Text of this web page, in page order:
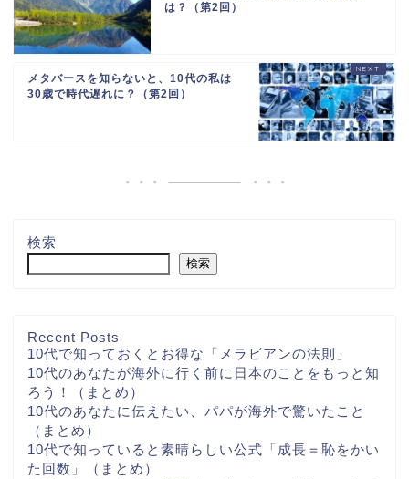
は？（第2回）
メタバースを知らないと、10代の私は
30歳で時代遅れに？（第2回）
検索
検索
Recent Posts
10代で知っておくとお得な「メラビアンの法則」
10代のあなたが海外に行く前に日本のことをもっと知
ろう！（まとめ）
10代のあなたに伝えたい、パパが海外で驚いたこと
（まとめ）
10代で知っていると素晴らしい公式「成長＝恥をかい
た回数」（まとめ）